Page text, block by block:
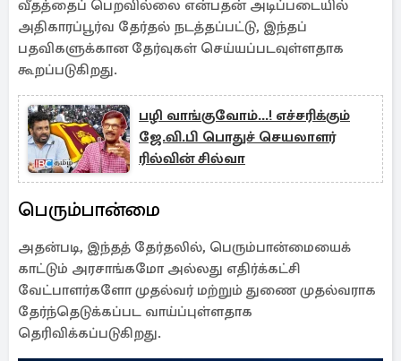
வீதத்தைப் பெறவில்லை என்பதன் அடிப்படையில்
அதிகாரப்பூர்வ தேர்தல் நடத்தப்பட்டு, இந்தப்
பதவிகளுக்கான தேர்வுகள் செய்யப்படவுள்ளதாக
கூறப்படுகிறது.
பழி வாங்குவோம்...! எச்சரிக்கும்
ஜே.வி.பி பொதுச் செயலாளர்
ரில்வின் சில்வா
பெரும்பான்மை
அதன்படி, இந்தத் தேர்தலில், பெரும்பான்மையைக்
காட்டும் அரசாங்கமோ அல்லது எதிர்க்கட்சி
வேட்பாளர்களோ முதல்வர் மற்றும் துணை முதல்வராக
தேர்ந்தெடுக்கப்பட வாய்ப்புள்ளதாக
தெரிவிக்கப்படுகிறது.